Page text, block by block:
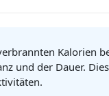
Kalorien
und der Dauer.